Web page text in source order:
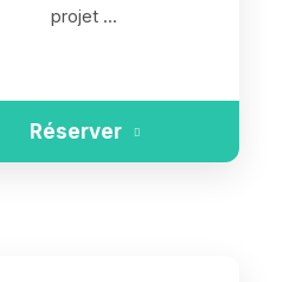
projet ...
Réserver